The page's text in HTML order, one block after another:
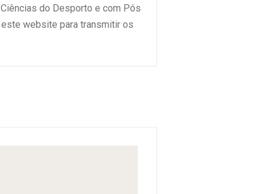
do Desporto e com Pós
website para transmitir os